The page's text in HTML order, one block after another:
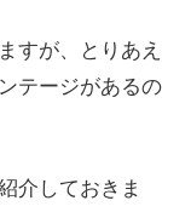
すが、とりあえ
テージがあるの
介しておきま